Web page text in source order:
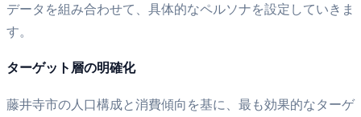
データを組み合わせて、具体的なペルソナを設定していきま
す。
ターゲット層の明確化
藤井寺市の人口構成と消費傾向を基に、最も効果的なターゲ